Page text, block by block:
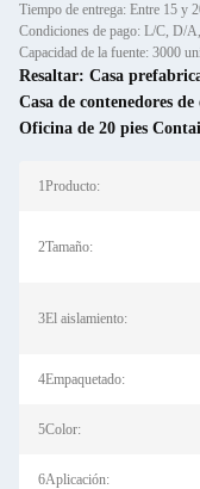
Tiempo de entrega: Entre 15 y
Condiciones de pago: L/C, D/
Capacidad de la fuente: 3000
Resaltar: Casa
Casa de contenedores
Oficina de 20 pies
1Producto:
2Tamaño:
3El aislamiento:
4Empaquetado:
5Color:
6Aplicación: